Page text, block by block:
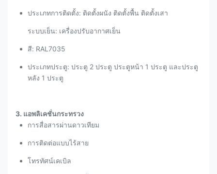
ประเภทการติดตั้ง: ติดตั้งผนัง ติดตั้งพื้น ติดตั้งเสา
ระบบเย็น: เครื่องปรับอากาศเย็น
สี: RAL7035
ประเภทประตู: ประตู 2 ประตู ประตูหน้า 1 ประตู และประตู
หลัง 1 ประตู
3. แอพลิเคชั่นกระทรวง
การสื่อสารผ่านดาวเทียม
การติดต่อแบบไร้สาย
โทรทัศน์เคเบิล